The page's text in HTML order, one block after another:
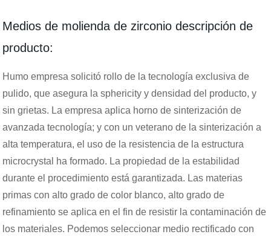
Medios de molienda de zirconio descripción de
producto:
Humo empresa solicitó rollo de la tecnología exclusiva de
pulido, que asegura la sphericity y densidad del producto, y
sin grietas. La empresa aplica horno de sinterización de
avanzada tecnología; y con un veterano de la sinterización a
alta temperatura, el uso de la resistencia de la estructura
microcrystal ha formado. La propiedad de la estabilidad
durante el procedimiento está garantizada. Las materias
primas con alto grado de color blanco, alto grado de
refinamiento se aplica en el fin de resistir la contaminación de
los materiales. Podemos seleccionar medio rectificado con